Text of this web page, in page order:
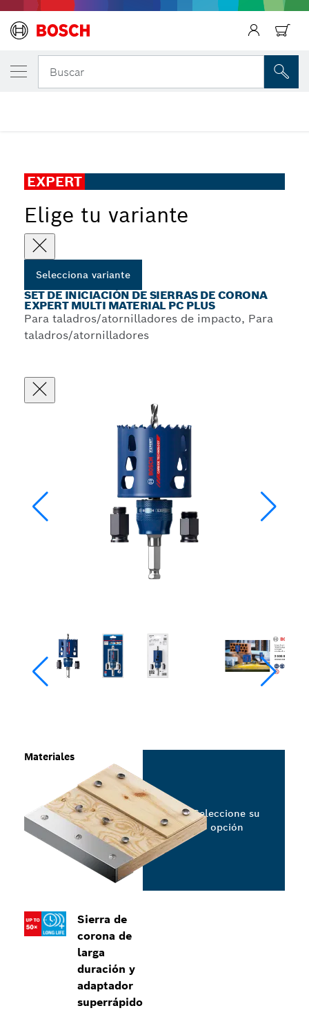
Buscar
EXPERT
Elige tu variante
Selecciona variante
SET DE INICIACIÓN DE SIERRAS DE CORONA
EXPERT MULTI MATERIAL PC PLUS
Para taladros/atornilladores de impacto, Para
taladros/atornilladores
Sierra de
corona de
larga
duración y
adaptador
superrápido
Materiales
Seleccione su
opción
TU VARIANTE SELECCIONADA
Set de iniciación de sierras de corona